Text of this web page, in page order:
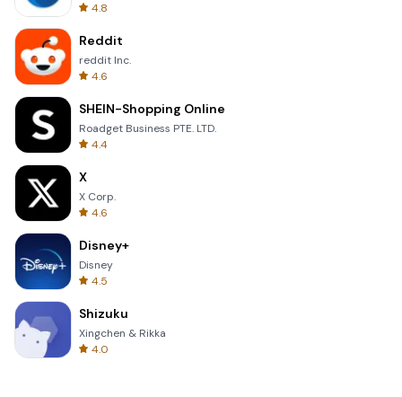
4.8
Reddit
reddit Inc.
4.6
SHEIN-Shopping Online
Roadget Business PTE. LTD.
4.4
X
X Corp.
4.6
Disney+
Disney
4.5
Shizuku
Xingchen & Rikka
4.0